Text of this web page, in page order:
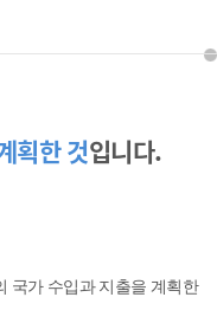
획한 것입니다.
국가 수입과 지출을 계획한